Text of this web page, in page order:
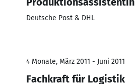
Deutsche Post & DHL
4 Monate, März 2011 - Juni 2011
Fachkraft für Logistik